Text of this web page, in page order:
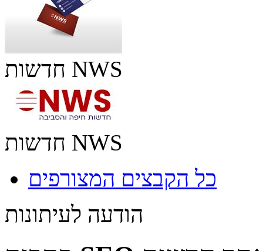
חדשות NWS
חדשות NWS
כל הקבצים המצורפים
הודעה לעיתונות